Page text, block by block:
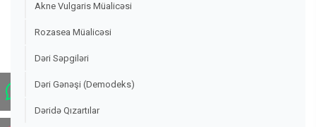
Akne Vulgaris Müalicəsi
Rozasea Müalicəsi
Dəri Səpgiləri
Dəri Gənəşi (Demodeks)
Dəridə Qızartılar